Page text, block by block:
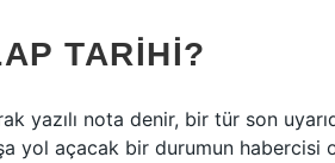
TARIHI?
yazılı nota denir, bir tür son
yol açacak bir durumun habercisi